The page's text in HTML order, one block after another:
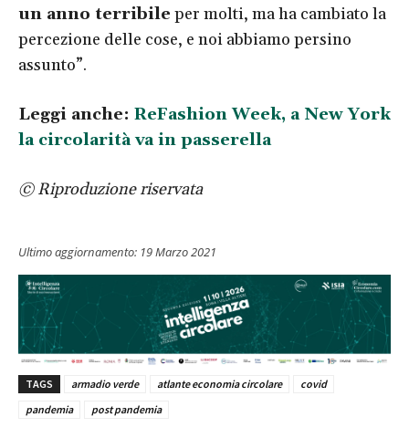
un anno terribile per molti, ma ha cambiato la
percezione delle cose, e noi abbiamo persino
assunto”.
Leggi anche: ReFashion Week, a New York
la circolarità va in passerella
© Riproduzione riservata
Ultimo aggiornamento: 19 Marzo 2021
TAGS armadio verde atlante economia circolare
covid
pandemia
post pandemia